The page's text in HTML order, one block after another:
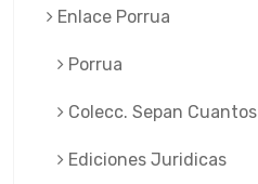
Enlace Porrua
Porrua
Colecc. Sepan Cuantos
Ediciones Juridicas